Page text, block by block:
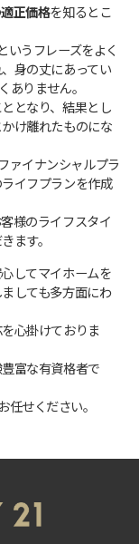
適正価格を知るとこ
いうフレーズをよく
身の丈にあってい
ありません。
となり、結果とし
け離れたものにな
ァイナンシャルプラ
イフプランを作成
様のライフスタイ
ます。
してマイホームを
しても多方面にわ
心掛けておりま
富な有資格者で
せください。